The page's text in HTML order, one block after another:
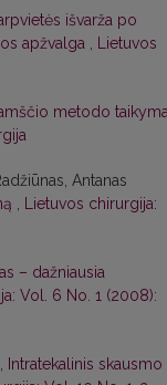
išvarža po
apžvalga , Lietuvos
metodo
Antanas
, Lietuvos chirurgija:
– dažniausia
Vol. 6 No. 1 (2008):
Intratekalinis skausmo